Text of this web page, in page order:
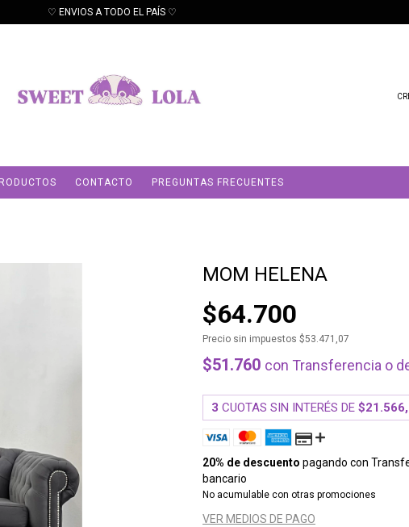
♡ ENVIOS A TODO EL PAÍS ♡
CONTACTO PREGUNTAS FRECUENTES
MOM HELENA
$64.700
Precio sin impuestos$53.471,07
$51.760 con Transferencia o
3 CUOTAS SIN INTERÉS DE
20% de descuento pagando con
bancario
No acumulable con otras promociones
VER MEDIOS DE PAGO